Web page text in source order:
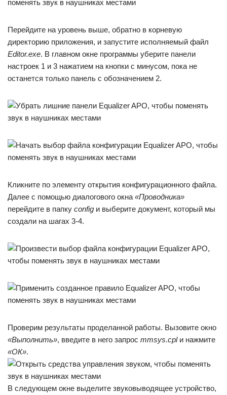
Перейдите на уровень выше, обратно в корневую
директорию приложения, и запустите исполняемый файл
Editor.exe. В главном окне программы уберите панели
настроек 1 и 3 нажатием на кнопки с минусом, пока не
останется только панель с обозначением 2.
Кликните по элементу открытия конфигурационного файла.
Далее с помощью диалогового окна «Проводника»
перейдите в папку config и выберите документ, который мы
создали на шагах 3-4.
Проверим результаты проделанной работы. Вызовите окно
«Выполнить», введите в него запрос mmsys.cplи нажмите
«ОК».
В следующем окне выделите звуковыводящее устройство,